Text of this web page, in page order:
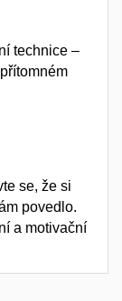
technice –
se, že si
povedlo.
a motivační